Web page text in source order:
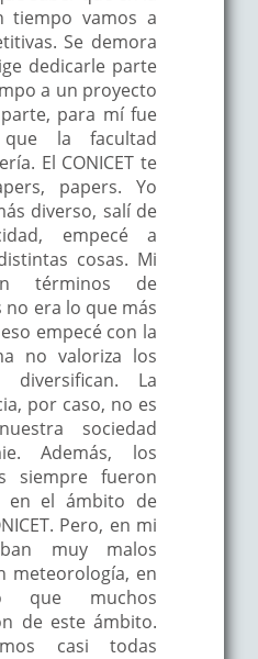
tiempo vamos a
Se demora
dedicarle parte
a un proyecto
para mí fue
la facultad
El CONICET te
papers. Yo
diverso, salí de
empecé a
cosas. Mi
términos de
era lo que más
empecé con la
no valoriza los
La
por caso, no es
sociedad
Además, los
siempre fueron
en el ámbito de
Pero, en mi
muy malos
meteorología, en
que muchos
de este ámbito.
casi todas